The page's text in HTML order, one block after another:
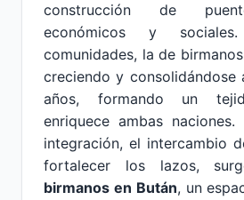
construcción de
económicos y
comunidades, la de
creciendo y
años, formando un
enriquece ambas
integración, el intercambio
fortalecer los lazos,
birmanos en Bután, un